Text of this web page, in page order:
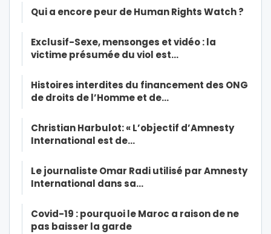
Qui a encore peur de Human Rights Watch ?
Exclusif-Sexe, mensonges et vidéo : la
victime présumée du viol est…
Histoires interdites du financement des ONG
de droits de l’Homme et de…
Christian Harbulot: « L’objectif d’Amnesty
International est de…
Le journaliste Omar Radi utilisé par Amnesty
International dans sa…
Covid-19 : pourquoi le Maroc a raison de ne
pas baisser la garde